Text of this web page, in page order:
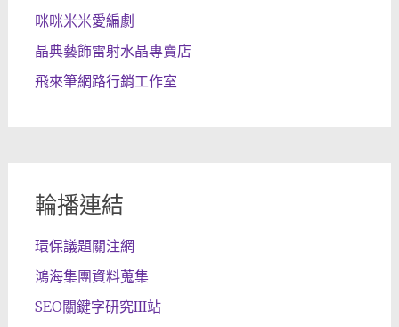
咪咪米米愛編劇
晶典藝飾雷射水晶專賣店
飛來筆網路行銷工作室
輪播連結
環保議題關注網
鴻海集團資料蒐集
SEO關鍵字研究III站